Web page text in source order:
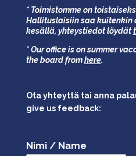
* Toimistomme on
Hallituslaisiin saa kuitenkin
kesällä, yhteystiedot löydät
* Our office is on summer
the board fromhere.
Ota yhteyttä tai anna
give us feedback:
Nimi / Name